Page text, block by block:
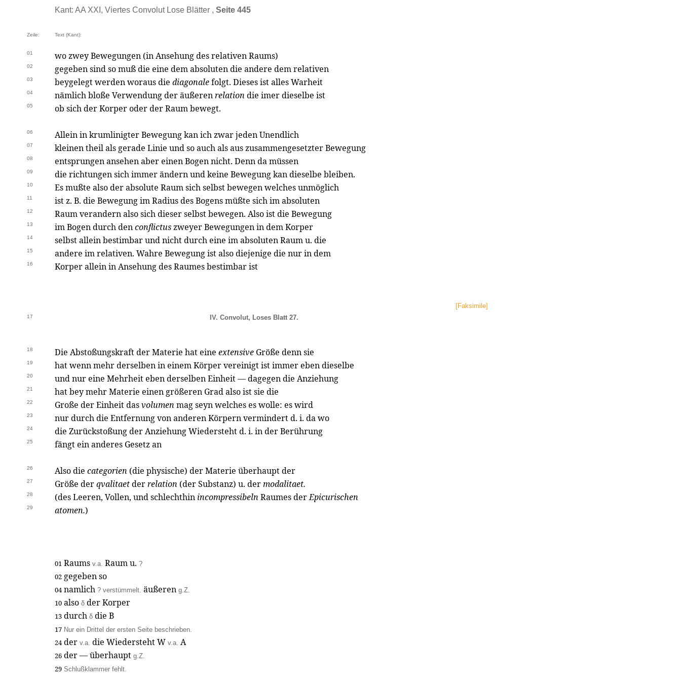
Kant: AA XXI, Viertes Convolut Lose Blätter , Seite 445
Zeile: Text (Kant):
01 wo zwey Bewegungen (in Ansehung des relativen Raums)
02 gegeben sind so muß die eine dem absoluten die andere dem relativen
03 beygelegt werden woraus die diagonalefolgt. Dieses ist alles Warheit
04 nämlich bloße Verwendung der äußerenrelation die imer dieselbe ist
05 ob sich der Korper oder der Raum bewegt.
06 Allein in krumlinigter Bewegung kan ich zwar jeden Unendlich
07 kleinen theil als gerade Linie und so auch als aus zusammengesetzter Bewegung
08 entsprungen ansehen aber einen Bogen nicht. Denn da müssen
09 die richtungen sich immer ändern und keine Bewegung kan dieselbe bleiben.
10 Es mußte also der absolute Raum sich selbst bewegen welches unmöglich
11 ist z. B. die Bewegung im Radius des Bogens müßte sich im absoluten
12 Raum verandern also sich dieser selbst bewegen. Also ist die Bewegung
13 im Bogen durch denconflictuszweyer Bewegungen in dem Korper
14 selbst allein bestimbar und nicht durch eine im absoluten Raum u. die
15 andere im relativen. Wahre Bewegung ist also diejenige die nur in dem
16 Korper allein in Ansehung des Raumes bestimbar ist
[Faksimile]
17 IV. Convolut, Loses Blatt 27.
18 Die Abstoßungskraft der Materie hat eine extensive Größe denn sie
19 hat wenn mehr derselben in einem Körper vereinigt ist immer eben dieselbe
20 und nur eine Mehrheit eben derselben Einheit — dagegen die Anziehung
21 hat bey mehr Materie einen größeren Grad also ist sie die
22 Große der Einheit dasvolumen mag seyn welches es wolle: es wird
23 nur durch die Entfernung von anderen Körpern vermindert d. i. da wo
24 die Zurückstoßung der Anziehung Wiedersteht d. i. in der Berührung
25 fängt ein anderes Gesetz an
26 Also die categorien (die physische) der Materie überhaupt der
27 Größe derqvalitaetderrelation (der Substanz) u. dermodalitaet.
28 (des Leeren, Vollen, und schlechthin incompressibeln Raumes derEpicurischen
29 atomen.)
01 Raums v.a. Raum u. ?
02 gegeben so
04 namlich ? verstümmelt. äußeren g.Z.
10 also δ der Korper
13 durch δ die B
17 Nur ein Drittel der ersten Seite beschrieben.
24 der v.a. die Wiedersteht W v.a. A
26 der — überhaupt g.Z.
29 Schlußklammer fehlt.